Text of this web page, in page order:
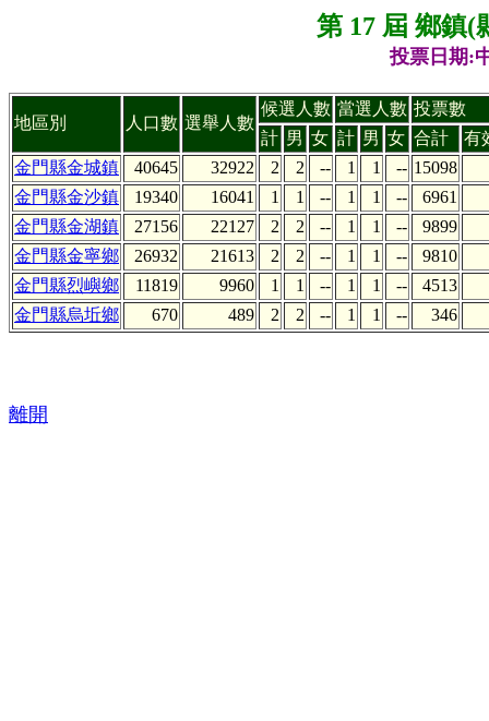
第 17 屆 鄉鎮(
投票日期:
地區別 人口數 選舉人數
候選人數 當選人數 投票數
計 男 女 計 男 女 合計
有
金門縣金城鎮
40645 32922 2 2 -- 1 1 -- 15098
金門縣金沙鎮
19340 16041 1 1 -- 1 1 --
6961
金門縣金湖鎮
27156 22127 2 2 -- 1 1 --
9899
金門縣金寧鄉
26932 21613 2 2 -- 1 1 --
9810
金門縣烈嶼鄉
11819 9960 1 1 -- 1 1 --
4513
金門縣烏坵鄉
670 489 2 2 -- 1 1 -- 346
離開